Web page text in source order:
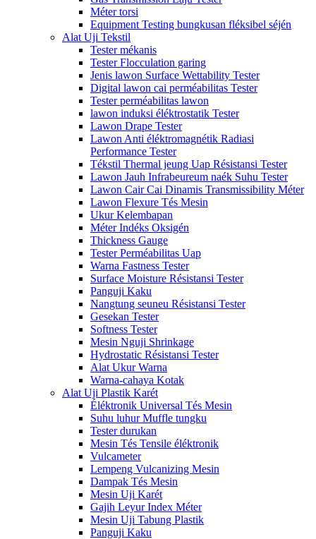
Méter torsi
Equipment Testing bungkusan fléksibel séjén
Alat Uji Tekstil
Tester mékanis
Tester Flocculation garing
Jenis lawon Surface Wettability Tester
Digital lawon cai perméabilitas Tester
Tester perméabilitas lawon
lawon induksi éléktrostatik Tester
Lawon Drape Tester
Lawon Anti éléktromagnétik Radiasi
Performance Tester
Tékstil Thermal jeung Uap Résistansi Tester
Lawon Jauh Infrabeureum naék Suhu Tester
Lawon Cair Cai Dinamis Transmissibility Méter
Lawon Flexure Tés Mesin
Ukur Kelembapan
Méter Indéks Oksigén
Thickness Gauge
Tester Perméabilitas Uap
Warna Fastness Tester
Surface Moisture Résistansi Tester
Panguji Kaku
Nangtung seuneu Résistansi Tester
Gesekan Tester
Softness Tester
Mesin Nguji Shrinkage
Hydrostatic Résistansi Tester
Alat Ukur Warna
Warna-cahaya Kotak
Alat Uji Plastik Karét
Éléktronik Universal Tés Mesin
Suhu luhur Muffle tungku
Tester durukan
Mesin Tés Tensile éléktronik
Vulcameter
Lempeng Vulcanizing Mesin
Dampak Tés Mesin
Mesin Uji Karét
Gajih Leyur Index Méter
Mesin Uji Tabung Plastik
Panguji Kaku